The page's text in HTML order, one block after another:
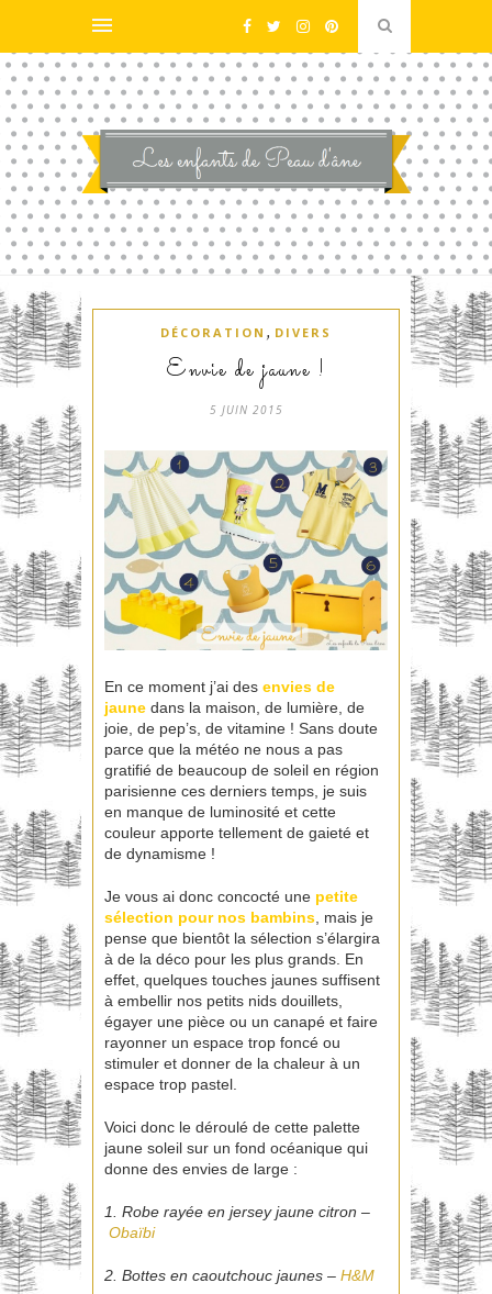
DÉCORATION , DIVERS
Envie de jaune !
5 JUIN 2015
En ce moment j’ai des envies de
jaune dans la maison, de lumière, de
joie, de pep’s, de vitamine ! Sans doute
parce que la météo ne nous a pas
gratifié de beaucoup de soleil en région
parisienne ces derniers temps, je suis
en manque de luminosité et cette
couleur apporte tellement de gaieté et
de dynamisme !
Je vous ai donc concocté une petite
sélection pour nos bambins , mais je
pense que bientôt la sélection s’élargira
à de la déco pour les plus grands. En
effet, quelques touches jaunes suffisent
à embellir nos petits nids douillets,
égayer une pièce ou un canapé et faire
rayonner un espace trop foncé ou
stimuler et donner de la chaleur à un
espace trop pastel.
Voici donc le déroulé de cette palette
jaune soleil sur un fond océanique qui
donne des envies de large :
1. Robe rayée en jersey jaune citron –
Obaïbi
2. Bottes en caoutchouc jaunes – H&M